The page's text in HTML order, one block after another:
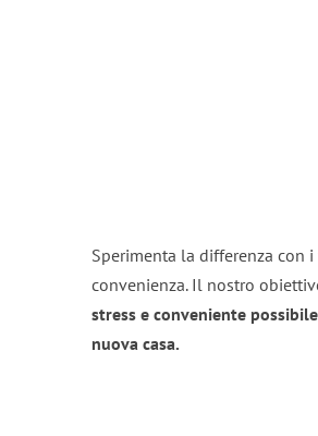
Sperimenta la differenza con
convenienza. Il nostro
stress e conveniente
nuova casa.